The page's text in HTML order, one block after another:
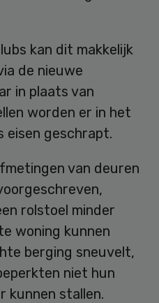
kan dit makkelijk
de nieuwe
in plaats van
worden er in het
eisen geschrapt.
van deuren
rolstoel minder
woning kunnen
berging sneuvelt,
niet hun
kunnen stallen.